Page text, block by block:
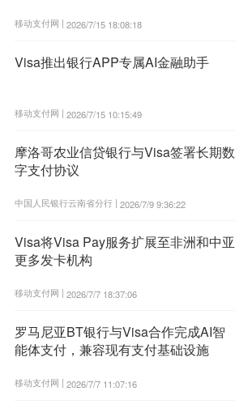
移动支付网 | 2026/7/15 18:08:18
Visa推出银行APP专属AI金融助手
移动支付网 | 2026/7/15 10:15:49
摩洛哥农业信贷银行与Visa签署长期数
字支付协议
中国人民银行云南省分行 | 2026/7/9 9:36:22
Visa将Visa Pay服务扩展至非洲和中亚
更多发卡机构
移动支付网 | 2026/7/7 18:37:06
罗马尼亚BT银行与Visa合作完成AI智
能体支付，兼容现有支付基础设施
移动支付网 | 2026/7/7 11:07:16